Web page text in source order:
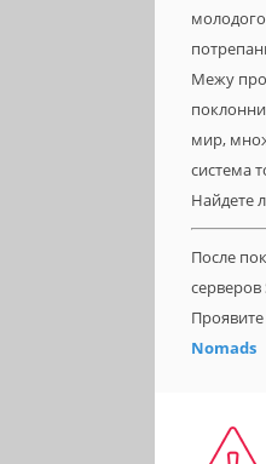
Межу
мир,
система
Найдете
После
серверов
Nomads